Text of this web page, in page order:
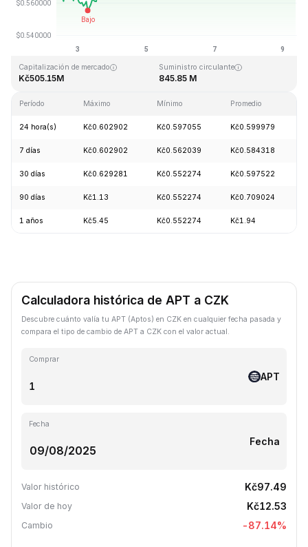
Última actualización: 2026-08-09, 08:50 GMT+0
Máximo histórico
Capitalización de mercado
Kč505.15M
Suministro circulante
845.85 M
Período Máximo Mínimo Promedio
24 hora(s) Kč0.602902 Kč0.597055 Kč0.599979
7 días Kč0.602902 Kč0.562039 Kč0.584318
30 días Kč0.629281 Kč0.552274 Kč0.597522
90 días Kč1.13 Kč0.552274 Kč0.709024
1 años Kč5.45 Kč0.552274 Kč1.94
Calculadora histórica de APT a CZK
Descubre cuánto valía tu APT (Aptos) en CZK en cualquier fecha pasada y
compara el tipo de cambio de APT a CZK con el valor actual.
Comprar
APT
Fecha
Fecha
Valor histórico Kč97.49
Valor de hoy Kč12.53
Cambio -87.14%